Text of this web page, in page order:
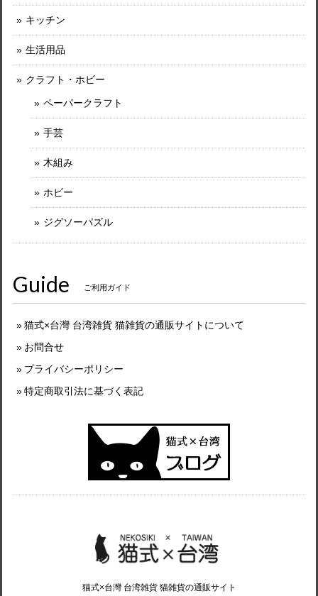
キッチン
生活用品
クラフト・ホビー
ペーパークラフト
手芸
木組み
ホビー
ジグソーパズル
Guide ご利用ガイド
猫式×台灣 台湾雑貨 猫雑貨の通販サイトについて
お問合せ
プライバシーポリシー
特定商取引法に基づく表記
猫式×台灣 台湾雑貨 猫雑貨の通販サイト